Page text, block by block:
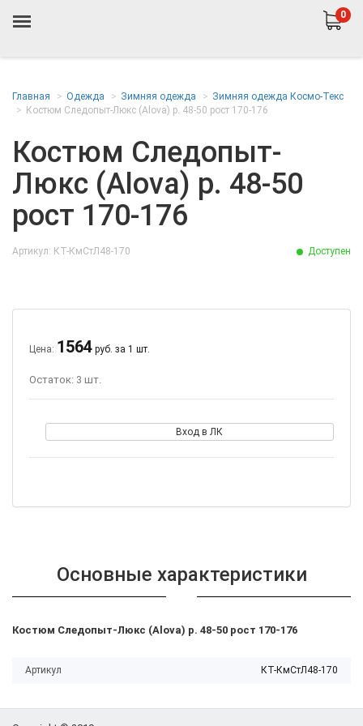
0
Главная Одежда Зимняя одежда
Зимняя одежда Космо-Текс
Костюм Следопыт-Люкс (Alova) р. 48-50 рост 170-176
Костюм Следопыт-
Люкс (Alova) р. 48-50
рост 170-176
Артикул: КТ-КмСтЛ48-170 Доступен
Цена: 1564 руб. за 1 шт.
Остаток: 3 шт.
Вход в ЛК
Основные характеристики
Костюм Следопыт-Люкс (Alova) р. 48-50 рост 170-176
Артикул КТ-КмСтЛ48-170